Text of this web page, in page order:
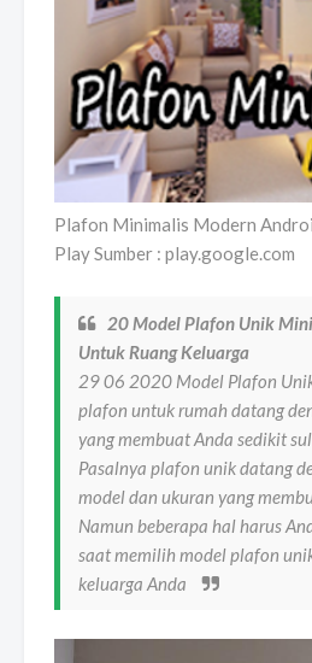
Plafon Minimalis Modern
Play Sumber : play.google.com
20 Model Plafon Unik
Untuk Ruang Keluarga
29 06 2020 Model Plafon
plafon untuk rumah datang
yang membuat Anda sedikit
Pasalnya plafon unik datang
model dan ukuran yang
Namun beberapa hal harus
saat memilih model plafon
keluarga Anda